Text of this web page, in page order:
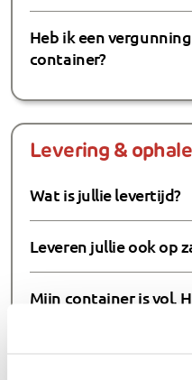
Heb ik een
container?
Levering &
Wat is jullie levertijd?
Leveren jullie ook op
Mijn container is vol.